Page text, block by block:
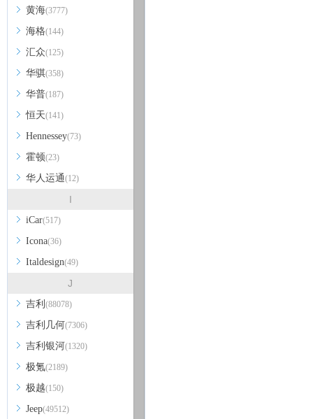
黄海(3777)
海格(144)
汇众(125)
华骐(358)
华普(187)
恒天(141)
Hennessey(73)
霍顿(23)
华人运通(12)
I
iCar(517)
Icona(36)
Italdesign(49)
J
吉利 (88078)
吉利几何(7306)
吉利银河(1320)
极氪(2189)
极越(150)
Jeep(49512)